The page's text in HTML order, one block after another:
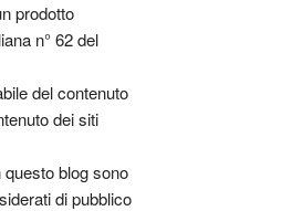
prodotto
n° 62 del
del contenuto
dei siti
blog sono
di pubblico